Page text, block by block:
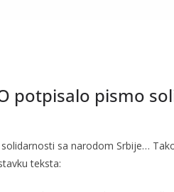
potpisalo pismo
sa narodom Srbije…
teksta: